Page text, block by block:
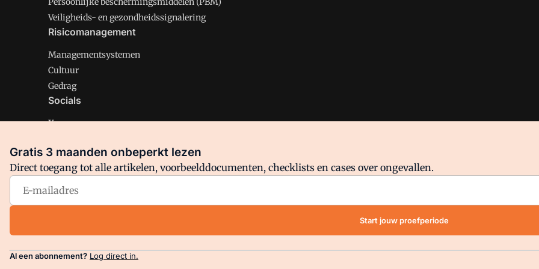
Veiligheids- en gezondheidssignalering
Risicomanagement
Managementsystemen
Cultuur
Gedrag
Socials
X
Facebook
Arbo is onderdeel van VMN media. Lees inons manifestwaar VMN media voor staat. Op gebruik van deze site zijn de
Gratis 3 maanden onbeperkt lezen
Direct toegang tot alle artikelen, voorbeelddocumenten, checklists en cases over ongevallen.
Start jouw proefperiode
Al een abonnement? Log direct in.